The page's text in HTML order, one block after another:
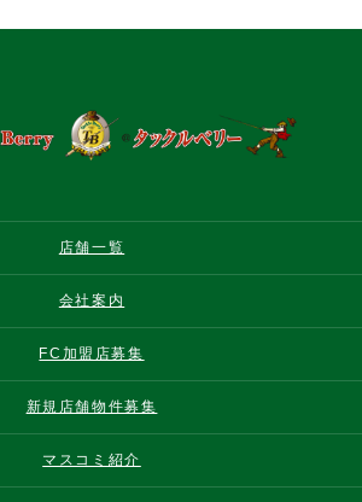
店舗一覧
会社案内
FC加盟店募集
新規店舗物件募集
マスコミ紹介